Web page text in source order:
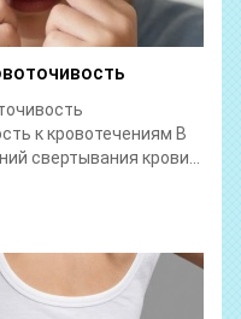
к кровотечениям В
свертывания крови...